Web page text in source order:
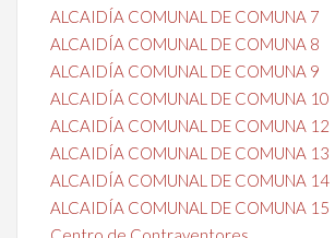
ALCAIDÍA COMUNAL DE COMUNA 7
ALCAIDÍA COMUNAL DE COMUNA 8
ALCAIDÍA COMUNAL DE COMUNA 9
ALCAIDÍA COMUNAL DE COMUNA 10
ALCAIDÍA COMUNAL DE COMUNA 12
ALCAIDÍA COMUNAL DE COMUNA 13
ALCAIDÍA COMUNAL DE COMUNA 14
ALCAIDÍA COMUNAL DE COMUNA 15